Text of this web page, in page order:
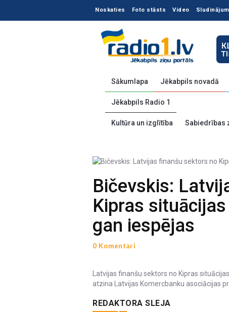
Noskaties Foto stāsts Video
Sākumlapa Jēkabpils novadā
Jēkabpils Radio 1
Kultūra un izglītība Sabiedrības
Bičevskis:
Kipras
gan iespējas
0 Komentāri
Latvijas finanšu sektors no Kipras
atzina Latvijas Komercbanku asociācijas
REDAKTORA SLEJA